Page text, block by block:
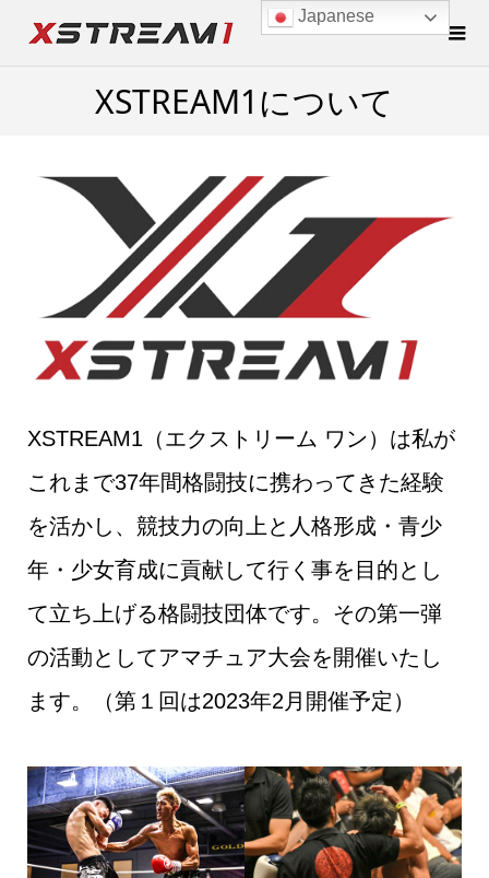
XSTREAM1について
XSTREAM1（エクストリーム ワン）は私が
これまで37年間格闘技に携わってきた経験
を活かし、競技力の向上と人格形成・青少
年・少女育成に貢献して行く事を目的とし
て立ち上げる格闘技団体です。その第一弾
の活動としてアマチュア大会を開催いたし
ます。（第１回は2023年2月開催予定）
Japanese